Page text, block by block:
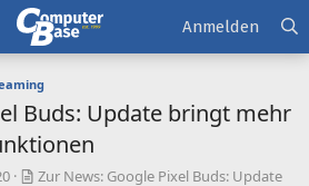
Anmelden
Buds: Update bringt mehr
Zur News: Google Pixel Buds: Update